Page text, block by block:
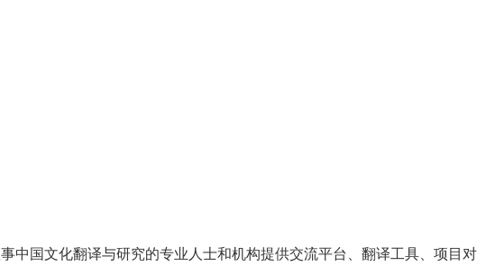
中国文化翻译与研究的专业人士和机构提供交流平台、翻译工具、项目对